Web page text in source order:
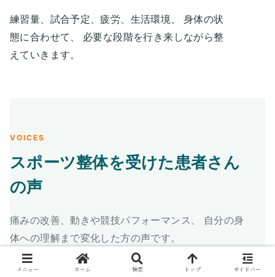
練習量、試合予定、疲労、生活環境、 身体の状
態に合わせて、 必要な段階を行き来しながら整
えていきます。
VOICES
スポーツ整体を受けた患者さん
の声
痛みの改善、動きや競技パフォーマンス、 自分の身
体への理解まで変化した方の声です。
メニュー ホーム 検索 トップ サイドバー